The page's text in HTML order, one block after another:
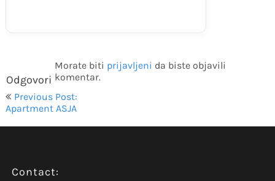
Odgovori
Morate biti prijavljeni da biste objavili
komentar.
Navigacija
objava
Previous Post:
Apartment ASJA
Contact: